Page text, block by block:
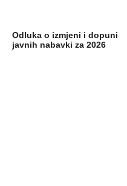
Odluka o izmjeni i dopuni
javnih nabavki za 2026